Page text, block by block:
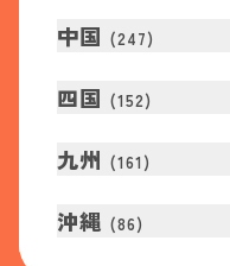
中国 (247)
四国 (152)
九州 (161 )
沖縄 (86)